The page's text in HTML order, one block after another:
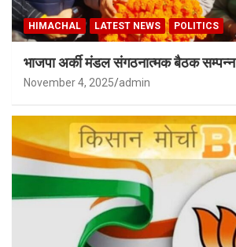
HIMACHAL LATEST NEWS POLITICS
भाजपा अर्की मंडल संगठनात्मक बैठक सम्पन्न
November 4, 2025 admin